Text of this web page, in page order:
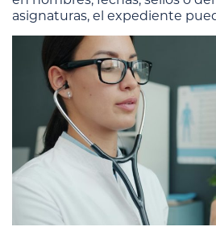
asignaturas, el expediente